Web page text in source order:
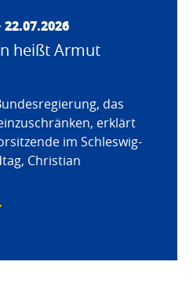
heißt Armut
das
erklärt
im Schleswig-
Christian